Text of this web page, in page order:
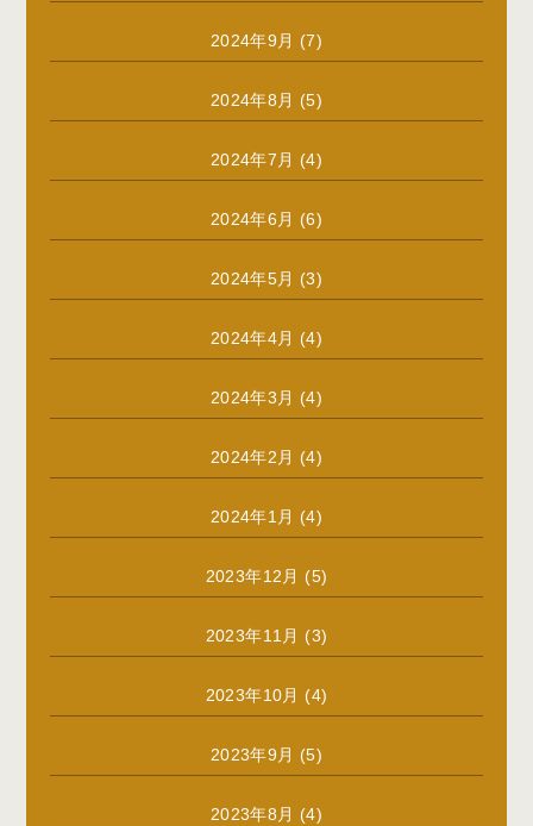
2024年9月 (7)
2024年8月 (5)
2024年7月 (4)
2024年6月 (6)
2024年5月 (3)
2024年4月 (4)
2024年3月 (4)
2024年2月 (4)
2024年1月 (4)
2023年12月 (5)
2023年11月 (3)
2023年10月 (4)
2023年9月 (5)
2023年8月 (4)